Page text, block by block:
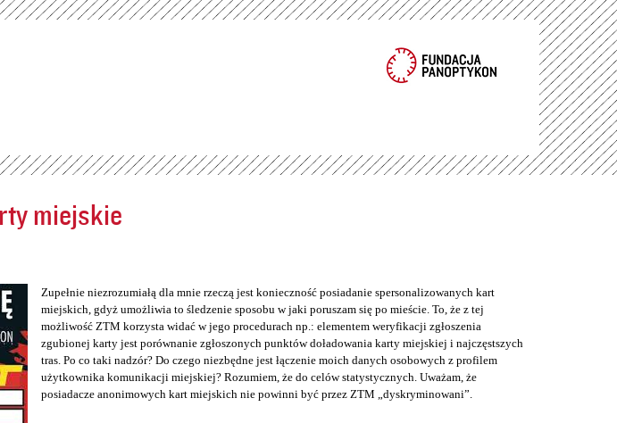
miejskie
Zupełnie niezrozumiałą dla mnie rzeczą jest konieczność posiadanie spersonalizowanych kart
miejskich, gdyż umożliwia to śledzenie sposobu w jaki poruszam się po mieście. To, że z tej
możliwość ZTM korzysta widać w jego procedurach np.: elementem weryfikacji zgłoszenia
zgubionej karty jest porównanie zgłoszonych punktów doładowania karty miejskiej i najczęstszych
tras. Po co taki nadzór? Do czego niezbędne jest łączenie moich danych osobowych z profilem
użytkownika komunikacji miejskiej? Rozumiem, że do celów statystycznych. Uważam, że
posiadacze anonimowych kart miejskich nie powinni być przez ZTM „dyskryminowani”.